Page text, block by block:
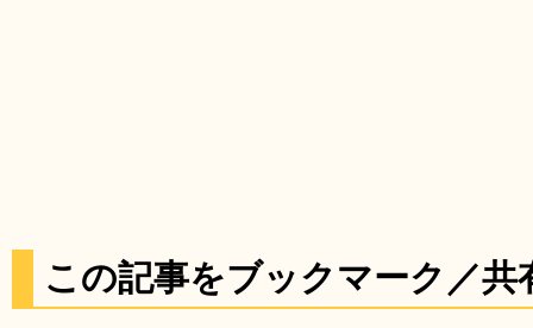
この記事をブックマーク／共